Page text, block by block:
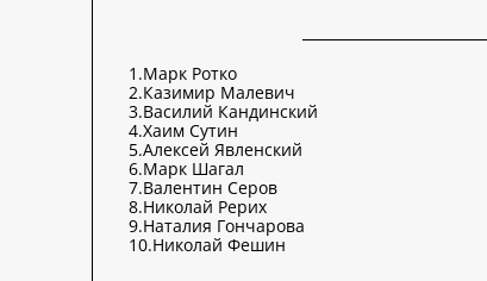
1.Марк Ротко
2.Казимир Малевич
3.Василий Кандинский
4.Хаим Сутин
5.Алексей Явленский
6.Марк Шагал
7.Валентин Серов
8.Николай Рерих
9.Наталия Гончарова
10.Николай Фешин